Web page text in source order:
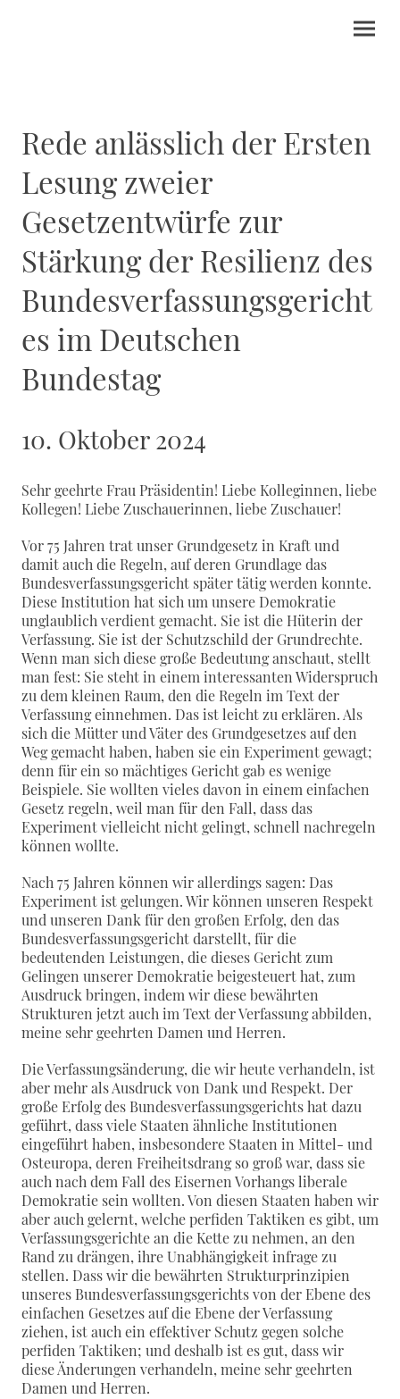
Rede anlässlich der Ersten
Lesung zweier
Gesetzentwürfe zur
Stärkung der Resilienz des
Bundesverfassungsgericht
es im Deutschen
Bundestag
10. Oktober 2024
Sehr geehrte Frau Präsidentin! Liebe Kolleginnen, liebe
Kollegen! Liebe Zuschauerinnen, liebe Zuschauer!
Vor 75 Jahren trat unser Grundgesetz in Kraft und
damit auch die Regeln, auf deren Grundlage das
Bundesverfassungsgericht später tätig werden konnte.
Diese Institution hat sich um unsere Demokratie
unglaublich verdient gemacht. Sie ist die Hüterin der
Verfassung. Sie ist der Schutzschild der Grundrechte.
Wenn man sich diese große Bedeutung anschaut, stellt
man fest: Sie steht in einem interessanten Widerspruch
zu dem kleinen Raum, den die Regeln im Text der
Verfassung einnehmen. Das ist leicht zu erklären. Als
sich die Mütter und Väter des Grundgesetzes auf den
Weg gemacht haben, haben sie ein Experiment gewagt;
denn für ein so mächtiges Gericht gab es wenige
Beispiele. Sie wollten vieles davon in einem einfachen
Gesetz regeln, weil man für den Fall, dass das
Experiment vielleicht nicht gelingt, schnell nachregeln
können wollte.
Nach 75 Jahren können wir allerdings sagen: Das
Experiment ist gelungen. Wir können unseren Respekt
und unseren Dank für den großen Erfolg, den das
Bundesverfassungsgericht darstellt, für die
bedeutenden Leistungen, die dieses Gericht zum
Gelingen unserer Demokratie beigesteuert hat, zum
Ausdruck bringen, indem wir diese bewährten
Strukturen jetzt auch im Text der Verfassung abbilden,
meine sehr geehrten Damen und Herren.
Die Verfassungsänderung, die wir heute verhandeln, ist
aber mehr als Ausdruck von Dank und Respekt. Der
große Erfolg des Bundesverfassungsgerichts hat dazu
geführt, dass viele Staaten ähnliche Institutionen
eingeführt haben, insbesondere Staaten in Mittel- und
Osteuropa, deren Freiheitsdrang so groß war, dass sie
auch nach dem Fall des Eisernen Vorhangs liberale
Demokratie sein wollten. Von diesen Staaten haben wir
aber auch gelernt, welche perfiden Taktiken es gibt, um
Verfassungsgerichte an die Kette zu nehmen, an den
Rand zu drängen, ihre Unabhängigkeit infrage zu
stellen. Dass wir die bewährten Strukturprinzipien
unseres Bundesverfassungsgerichts von der Ebene des
einfachen Gesetzes auf die Ebene der Verfassung
ziehen, ist auch ein effektiver Schutz gegen solche
perfiden Taktiken; und deshalb ist es gut, dass wir
diese Änderungen verhandeln, meine sehr geehrten
Damen und Herren.